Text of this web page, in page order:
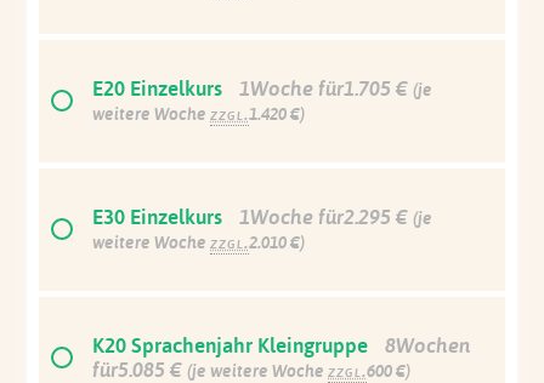
E20 Einzelkurs 1Woche für1.705 € (je
weitere Woche zzgl.1.420 €)
E30 Einzelkurs 1Woche für2.295 € (je
weitere Woche zzgl.2.010 €)
K20 Sprachenjahr Kleingruppe
für5.085 € (je weitere Woche zzgl.600 €)